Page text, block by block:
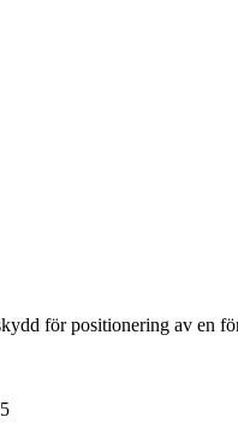
för positionering av en